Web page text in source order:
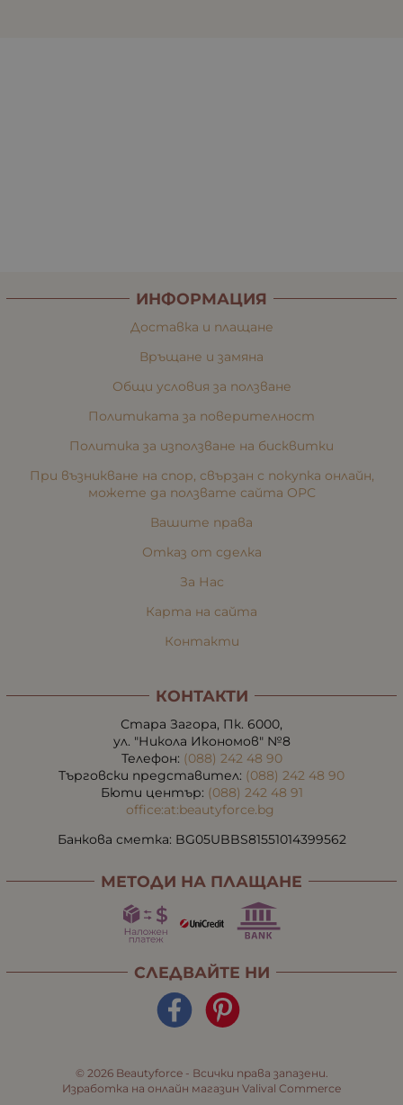
ИНФОРМАЦИЯ
Доставка и плащане
Връщане и замяна
Общи условия за ползване
Политиката за поверителност
Политика за използване на бисквитки
При възникване на спор, свързан с покупка онлайн,
можете да ползвате сайта ОРС
Вашите права
Отказ от сделка
За Нас
Карта на сайта
Контакти
КОНТАКТИ
Стара Загора, Пк. 6000,
ул. "Никола Икономов" №8
Телефон: (088) 242 48 90
Търговски представител: (088) 242 48 90
Бюти център: (088) 242 48 91
office:at:beautyforce.bg
Банкова сметка: BG05UBBS81551014399562
МЕТОДИ НА ПЛАЩАНЕ
СЛЕДВАЙТЕ НИ
© 2026 Beautyforce- Всички права запазени.
Изработка на онлайн магазин Valival Commerce